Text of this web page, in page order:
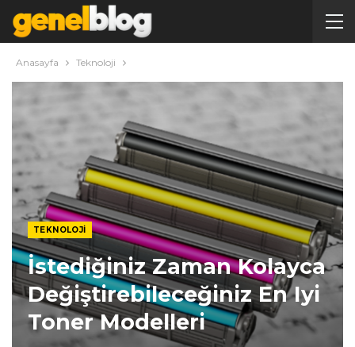
Anasayfa Teknoloji
TEKNOLOJI
İstediğiniz Zaman Kolayca
Değiştirebileceğiniz En Iyi
Toner Modelleri